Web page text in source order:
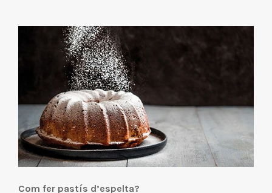
Com fer pastís d’espelta?